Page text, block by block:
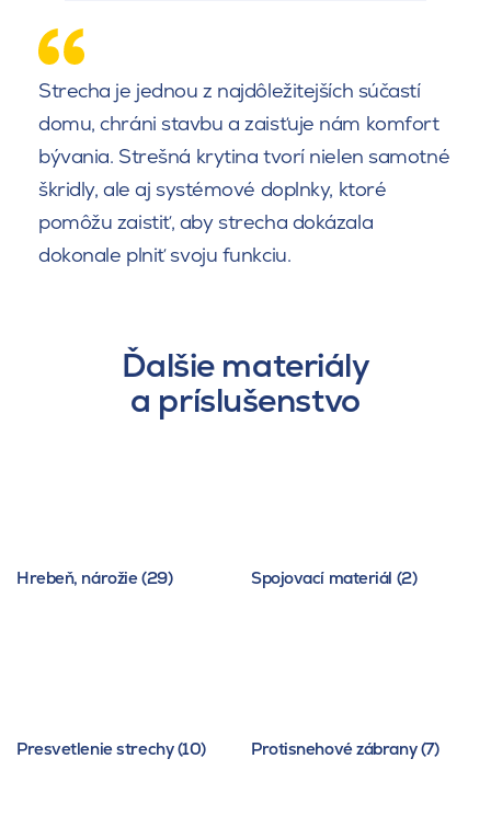
Strecha je jednou z najdôležitejších súčastí
domu, chráni stavbu a zaisťuje nám komfort
bývania. Strešná krytina tvorí nielen samotné
škridly, ale aj systémové doplnky, ktoré
pomôžu zaistiť, aby strecha dokázala
dokonale plniť svoju funkciu.
Ďalšie materiály
a príslušenstvo
Hrebeň, nárožie (29) Spojovací materiál (2)
Presvetlenie strechy (10) Protisnehové zábrany (7)